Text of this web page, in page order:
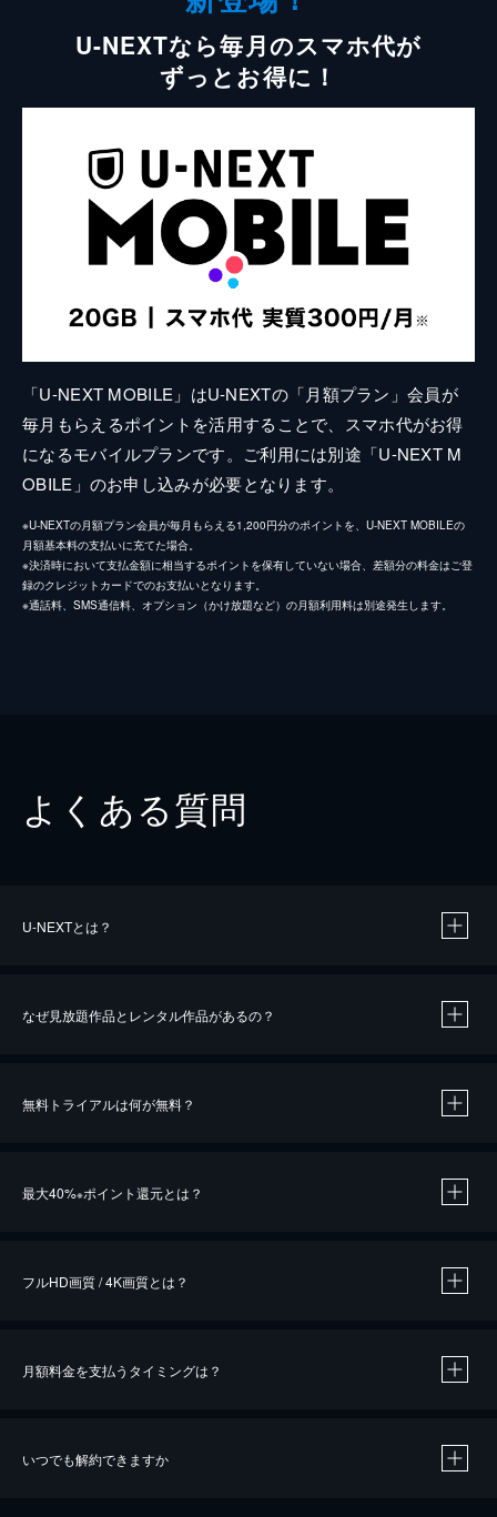
U-NEXTなら毎月のスマホ代が
ずっとお得に！
「U-NEXT MOBILE」はU-NEXTの「月額プラン」会員が
毎月もらえるポイントを活用することで、スマホ代がお得
になるモバイルプランです。ご利用には別途「U-NEXT M
OBILE」のお申し込みが必要となります。
※U-NEXTの月額プラン会員が毎月もらえる1,200円分のポイントを、U-NEXT MOBILEの
月額基本料の支払いに充てた場合。
※決済時において支払金額に相当するポイントを保有していない場合、差額分の料金はご登
録のクレジットカードでのお支払いとなります。
※通話料、SMS通信料、オプション（かけ放題など）の月額利用料は別途発生します。
よくある質問
U-NEXTとは？
なぜ見放題作品とレンタル作品があるの？
無料トライアルは何が無料？
最大40%※ポイント還元とは？
※40％ポイント還元の対象は、クレジットカード決済による作品の購入 / レンタルです。
フルHD画質 / 4K画質とは？
月額料金を支払うタイミングは？
いつでも解約できますか